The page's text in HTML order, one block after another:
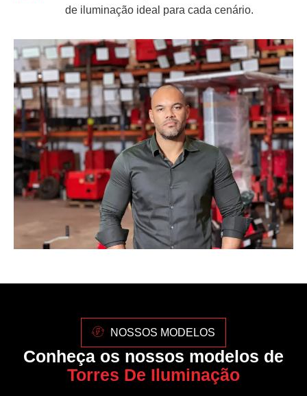
de iluminação ideal para cada cenário.
NOSSOS MODELOS
Conheça os nossos modelos de
Torres De Iluminação